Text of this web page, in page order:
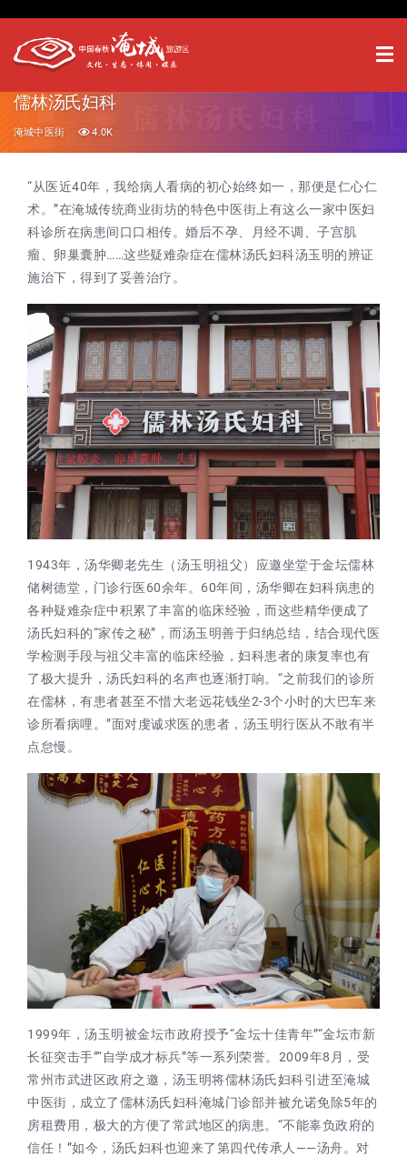
儒林汤氏妇科
淹城中医街 4.0K
“从医近40年，我给病人看病的初心始终如一，那便是仁心仁
术。”在淹城传统商业街坊的特色中医街上有这么一家中医妇
科诊所在病患间口口相传。婚后不孕、月经不调、子宫肌
瘤、卵巢囊肿……这些疑难杂症在儒林汤氏妇科汤玉明的辨证
施治下，得到了妥善治疗。
1943年，汤华卿老先生（汤玉明祖父）应邀坐堂于金坛儒林
储树德堂，门诊行医60余年。60年间，汤华卿在妇科病患的
各种疑难杂症中积累了丰富的临床经验，而这些精华便成了
汤氏妇科的“家传之秘”，而汤玉明善于归纳总结，结合现代医
学检测手段与祖父丰富的临床经验，妇科患者的康复率也有
了极大提升，汤氏妇科的名声也逐渐打响。“之前我们的诊所
在儒林，有患者甚至不惜大老远花钱坐2-3个小时的大巴车来
诊所看病哩。”面对虔诚求医的患者，汤玉明行医从不敢有半
点怠慢。
1999年，汤玉明被金坛市政府授予“金坛十佳青年”“金坛市新
长征突击手”“自学成才标兵”等一系列荣誉。2009年8月，受
常州市武进区政府之邀，汤玉明将儒林汤氏妇科引进至淹城
中医街，成立了儒林汤氏妇科淹城门诊部并被允诺免除5年的
房租费用，极大的方便了常武地区的病患。“不能辜负政府的
信任！”如今，汤氏妇科也迎来了第四代传承人——汤舟。对